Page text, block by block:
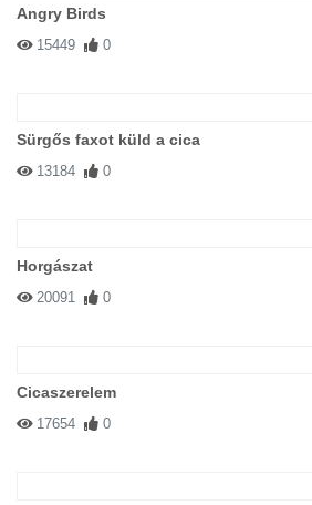
Angry Birds
15449 0
Sürgős faxot küld a cica
13184 0
Horgászat
20091 0
Cicaszerelem
17654 0